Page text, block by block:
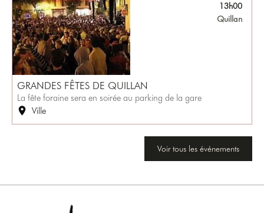
13h00
Quillan
GRANDES FÊTES DE QUILLAN
La fête foraine sera en soirée au parking de la gare
Ville
Voir tous les événements